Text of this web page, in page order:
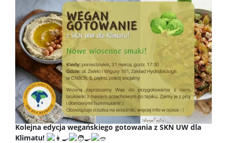
Kolejna edycja wegańskiego gotowania z SKN UW dla
Klimatu!